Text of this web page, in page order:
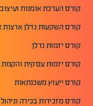
קורס הערכת אומנות ועיצוב
קורס השקעות נדלן ארצות
קורס יזמות נדלן
קורס יזמות עסקית
קורס ייעוץ משכנתאות
קורס מזכירות בכירה